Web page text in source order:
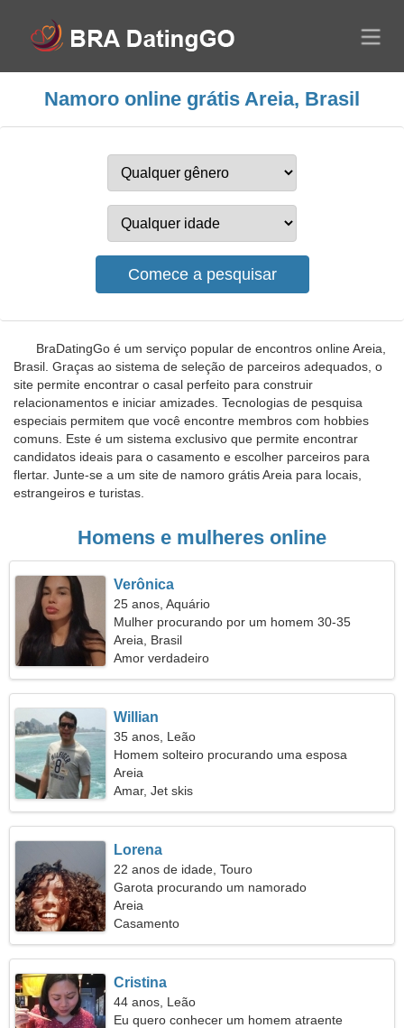
Namoro online grátis Areia, Brasil
BraDatingGo é um serviço popular de encontros online Areia,
Brasil. Graças ao sistema de seleção de parceiros adequados, o
site permite encontrar o casal perfeito para construir
relacionamentos e iniciar amizades. Tecnologias de pesquisa
especiais permitem que você encontre membros com hobbies
comuns. Este é um sistema exclusivo que permite encontrar
candidatos ideais para o casamento e escolher parceiros para
flertar. Junte-se a um site de namoro grátis Areia para locais,
estrangeiros e turistas.
Homens e mulheres online
Verônica
25 anos, Aquário
Mulher procurando por um homem 30-35
Areia, Brasil
Amor verdadeiro
Willian
35 anos, Leão
Homem solteiro procurando uma esposa
Areia
Amar, Jet skis
Lorena
22 anos de idade, Touro
Garota procurando um namorado
Areia
Casamento
Cristina
44 anos, Leão
Eu quero conhecer um homem atraente